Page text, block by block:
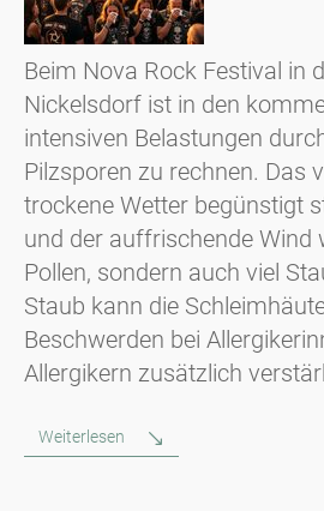
Beim Nova Rock Festival in
Nickelsdorf ist in den
intensiven Belastungen
Pilzsporen zu rechnen. Das
trockene Wetter begünstigt
und der auffrischende Wind
Pollen, sondern auch viel
Staub kann die
Beschwerden bei
Allergikern zusätzlich
Weiterlesen